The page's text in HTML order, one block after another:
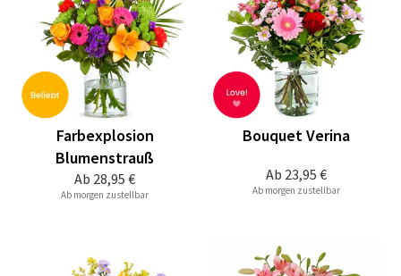
Ab 28,95 €
Farbexplosion
Blumenstrauß
Ab morgen zustellbar
Ab 23,95 €
Bouquet Verina
Ab morgen zustellbar